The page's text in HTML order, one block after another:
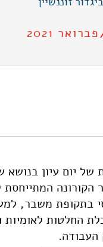
פברואר 2021
של יום עיון
המתייחסת
בתקופת משבר,
החלטות לאומיות
העבודה.